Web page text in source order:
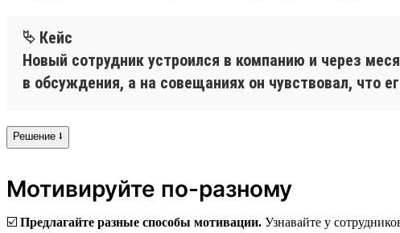
⮱ Кейс
Новый сотрудник устроился в компанию и через
в обсуждения, а на совещаниях он чувствовал, что
Решение ⭣
Мотивируйте по-разному
☑️ Предлагайте разные способы мотивации. Узнавайте у